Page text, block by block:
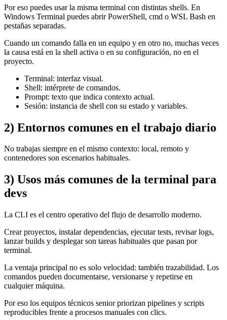
Por eso puedes usar la misma terminal con distintas shells. En
Windows Terminal puedes abrir PowerShell, cmd o WSL Bash en
pestañas separadas.
Cuando un comando falla en un equipo y en otro no, muchas veces
la causa está en la shell activa o en su configuración, no en el
proyecto.
Terminal: interfaz visual.
Shell: intérprete de comandos.
Prompt: texto que indica contexto actual.
Sesión: instancia de shell con su estado y variables.
2) Entornos comunes en el trabajo diario
No trabajas siempre en el mismo contexto: local, remoto y
contenedores son escenarios habituales.
3) Usos más comunes de la terminal para
devs
La CLI es el centro operativo del flujo de desarrollo moderno.
Crear proyectos, instalar dependencias, ejecutar tests, revisar logs,
lanzar builds y desplegar son tareas habituales que pasan por
terminal.
La ventaja principal no es solo velocidad: también trazabilidad. Los
comandos pueden documentarse, versionarse y repetirse en
cualquier máquina.
Por eso los equipos técnicos senior priorizan pipelines y scripts
reproducibles frente a procesos manuales con clics.